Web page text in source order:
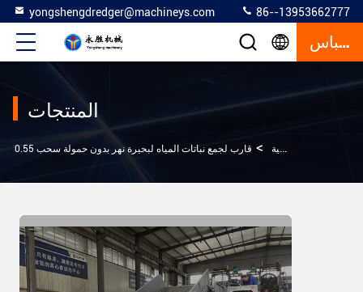
yongshengdredger@machineys.com 86--13953662777
إقتباس
المنتجات
حاصد الأعشاب المائية >